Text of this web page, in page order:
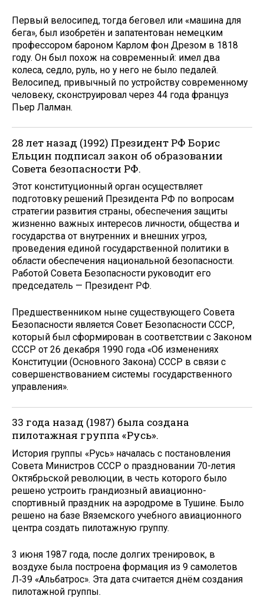
Первый велосипед, тогда беговел или «машина для
бега», был изобретён и запатентован немецким
профессором бароном Карлом фон Дрезом в 1818
году. Он был похож на современный: имел два
колеса, седло, руль, но у него не было педалей.
Велосипед, привычный по устройству современному
человеку, сконструировал через 44 года француз
Пьер Лалман.
28 лет назад (1992) Президент РФ Борис
Ельцин подписал закон об образовании
Совета безопасности РФ.
Этот конституционный орган осуществляет
подготовку решений Президента РФ по вопросам
стратегии развития страны, обеспечения защиты
жизненно важных интересов личности, общества и
государства от внутренних и внешних угроз,
проведения единой государственной политики в
области обеспечения национальной безопасности.
Работой Совета Безопасности руководит его
председатель — Президент РФ.
Предшественником ныне существующего Совета
Безопасности является Совет Безопасности СССР,
который был сформирован в соответствии с Законом
СССР от 26 декабря 1990 года «Об изменениях
Конституции (Основного Закона) СССР в связи с
совершенствованием системы государственного
управления».
33 года назад (1987) была создана
пилотажная группа «Русь».
История группы «Русь» началась с постановления
Совета Министров СССР о праздновании 70-летия
Октябрьской революции, в честь которого было
решено устроить грандиозный авиационно-
спортивный праздник на аэродроме в Тушине. Было
решено на базе Вяземского учебного авиационного
центра создать пилотажную группу.
3 июня 1987 года, после долгих тренировок, в
воздухе была построена формация из 9 самолетов
Л‑39 «Альбатрос». Эта дата считается днём создания
пилотажной группы.